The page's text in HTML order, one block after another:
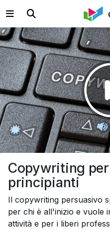
Copywriting
principianti
Il copywriting persuasivo
per chi è all'inizio e vuole
attività e per i liberi